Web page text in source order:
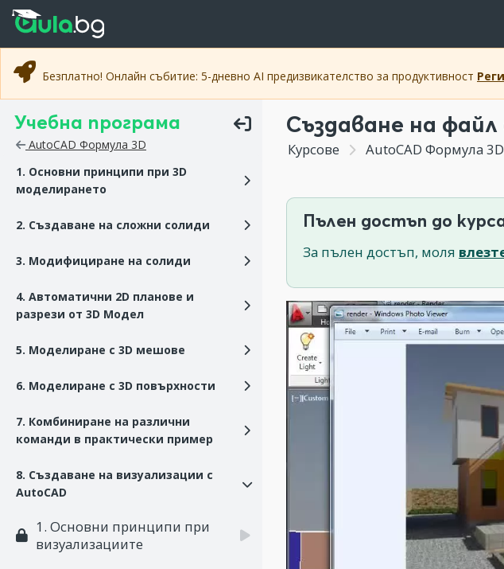
Прескочи към основното съдържание
Прескочи към навигацията
Безплатно! Онлайн събитие: 5-дневно AI предизвикателство за продуктивност
Учебна програма
AutoCAD Формула 3D
1. Основни принципи при 3D
моделирането
2. Създаване на сложни солиди
3. Модифициране на солиди
4. Автоматични 2D планове и
разрези от 3D Модел
5. Моделиране с 3D мешове
6. Моделиране с 3D повърхности
7. Комбиниране на различни
команди в практически пример
8. Създаване на визуализации с
AutoCAD
1. Основни принципи при
визуализациите
Създаване на файл
Курсове AutoCAD Формула 3D
Пълен достъп до
За пълен достъп, моля